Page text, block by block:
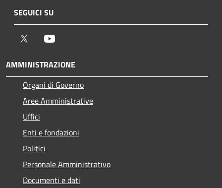
SEGUICI SU
Twitter
AMMINISTRAZIONE
Organi di Governo
Aree Amministrative
Uffici
Enti e fondazioni
Politici
Personale Amministrativo
Documenti e dati